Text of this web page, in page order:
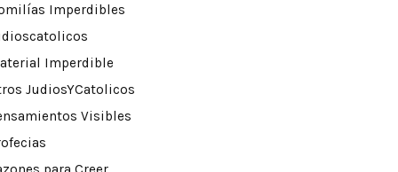
Imperdibles
Imperdible
JudiosYCatolicos
Visibles